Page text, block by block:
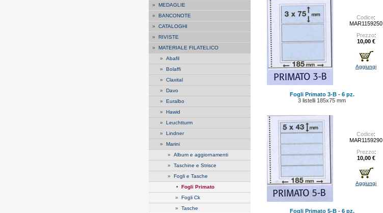
» MEDAGLIE
» BANCONOTE
» CATALOGHI
» RIVISTE
» MATERIALE FILATELICO
» Abafil
» Bolaffi
» Claxital
» Davo
» Euralbo
» Hawid
» Leuchtturm
» Lindner
» Marini
» Album e aggiornamenti
» Taschine e Strisce
» Fogli e Tasche
• Fogli Primato
» Fogli Ck
» Tasche
Codice:
MAR1159250
Prezzo:
10,00 €
Aggiungi
Fogli Primato 3-B - 6 pz.
3 listelli 185x75 mm
Codice:
MAR1159290
Prezzo:
10,00 €
Aggiungi
Fogli Primato 5-B - 6 pz.